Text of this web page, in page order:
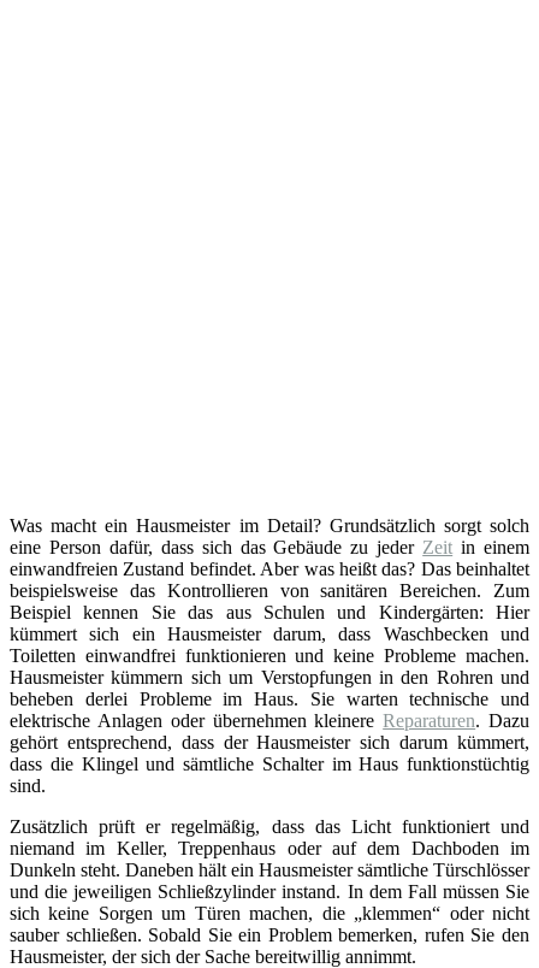
Was macht ein Hausmeister im Detail? Grundsätzlich sorgt solch
eine Person dafür, dass sich das Gebäude zu jeder Zeit in einem
einwandfreien Zustand befindet. Aber was heißt das? Das beinhaltet
beispielsweise das Kontrollieren von sanitären Bereichen. Zum
Beispiel kennen Sie das aus Schulen und Kindergärten: Hier
kümmert sich ein Hausmeister darum, dass Waschbecken und
Toiletten einwandfrei funktionieren und keine Probleme machen.
Hausmeister kümmern sich um Verstopfungen in den Rohren und
beheben derlei Probleme im Haus. Sie warten technische und
elektrische Anlagen oder übernehmen kleinereReparaturen. Dazu
gehört entsprechend, dass der Hausmeister sich darum kümmert,
dass die Klingel und sämtliche Schalter im Haus funktionstüchtig
sind.
Zusätzlich prüft er regelmäßig, dass das Licht funktioniert und
niemand im Keller, Treppenhaus oder auf dem Dachboden im
Dunkeln steht. Daneben hält ein Hausmeister sämtliche Türschlösser
und die jeweiligen Schließzylinder instand. In dem Fall müssen Sie
sich keine Sorgen um Türen machen, die „klemmen“ oder nicht
sauber schließen. Sobald Sie ein Problem bemerken, rufen Sie den
Hausmeister, der sich der Sache bereitwillig annimmt.